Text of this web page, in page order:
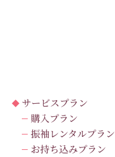
サービスプラン
購入プラン
振袖レンタルプラン
お持ち込みプラン